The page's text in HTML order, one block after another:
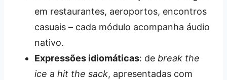
em restaurantes, aeroportos, encontros
casuais – cada módulo acompanha áudio
nativo.
Expressões idiomáticas: de break the
ice a hit the sack, apresentadas com